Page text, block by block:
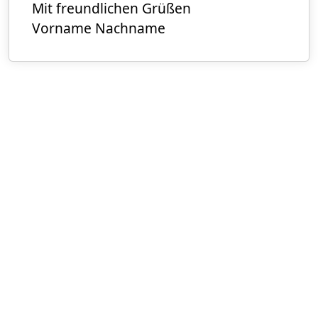
Mit freundlichen Grüßen
Vorname Nachname